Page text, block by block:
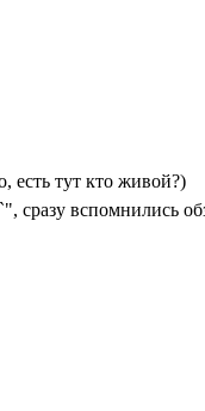
есть тут кто живой?)
вспомнились